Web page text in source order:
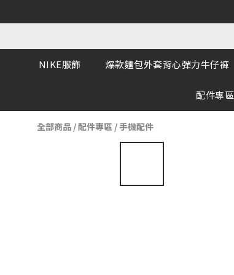
NIKE服飾 爆款麵包外套背心彈力牛仔褲
配件專區
全部商品 /配件專區 /手機配件